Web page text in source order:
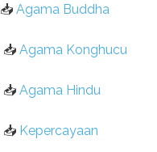
📥 Agama Buddha
📥 Agama Konghucu
📥 Agama Hindu
📥 Kepercayaan